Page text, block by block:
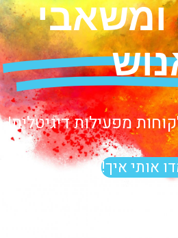
דיגיטלית!
איך!